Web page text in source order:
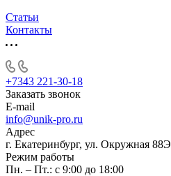
Статьи
Контакты
+7343 221-30-18
Заказать звонок
E-mail
info@unik-pro.ru
Адрес
г. Екатеринбург, ул. Окружная 88Э
Режим работы
Пн. – Пт.: с 9:00 до 18:00